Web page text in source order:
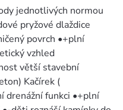
jednotlivých normou
pryžové dlaždice
povrch •+plní
vzhled
větší stavební
Kačírek (
drenážní funkci •+plní